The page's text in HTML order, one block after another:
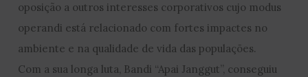
oposição a outros interesses corporativos cujo modus
operandi está relacionado com fortes impactes no
ambiente e na qualidade de vida das populações.
Com a sua longa luta, Bandi “Apai Janggut”, conseguiu